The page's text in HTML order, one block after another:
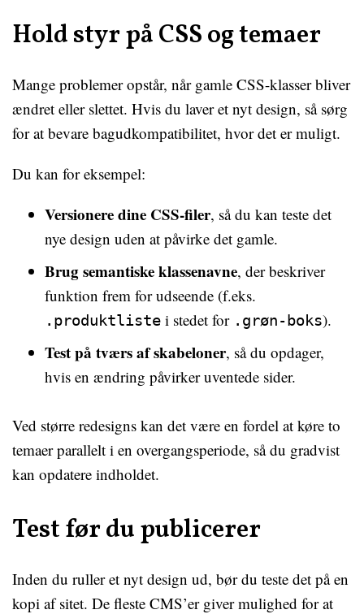
Hold styr på CSS og temaer
Mange problemer opstår, når gamle CSS-klasser bliver
ændret eller slettet. Hvis du laver et nyt design, så sørg
for at bevare bagudkompatibilitet, hvor det er muligt.
Du kan for eksempel:
Versionere dine CSS-filer, så du kan teste det
nye design uden at påvirke det gamle.
Brug semantiske klassenavne, der beskriver
funktion frem for udseende (f.eks.
.produktliste i stedet for .grøn-boks).
Test på tværs af skabeloner, så du opdager,
hvis en ændring påvirker uventede sider.
Ved større redesigns kan det være en fordel at køre to
temaer parallelt i en overgangsperiode, så du gradvist
kan opdatere indholdet.
Test før du publicerer
Inden du ruller et nyt design ud, bør du teste det på en
kopi af sitet. De fleste CMS’er giver mulighed for at